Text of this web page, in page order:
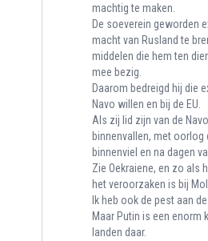
machtig te maken.
De soeverein geworden
macht van Rusland te
middelen die hem ten
mee bezig.
Daarom bedreigd hij die
Navo willen en bij de EU.
Als zij lid zijn van de
binnenvallen, met oorlog
binnenviel en na dagen
Zie Oekraiene, en zo als
het veroorzaken is bij
Ik heb ook de pest aan
Maar Putin is een enorm
landen daar.